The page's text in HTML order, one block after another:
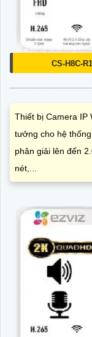
CS-H8C-
Thiết bị Camera IP
tưởng cho hệ
phân giải lên đến
nét,...